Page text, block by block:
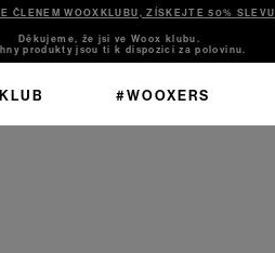
ČLENEM WOOXKLUBU, ZÍSKEJTE 50% SLEVU
Děkujeme, že jsi ve Woox klubu.
produkty jsou ti k dispozici za polovinu.
#WOOXERS